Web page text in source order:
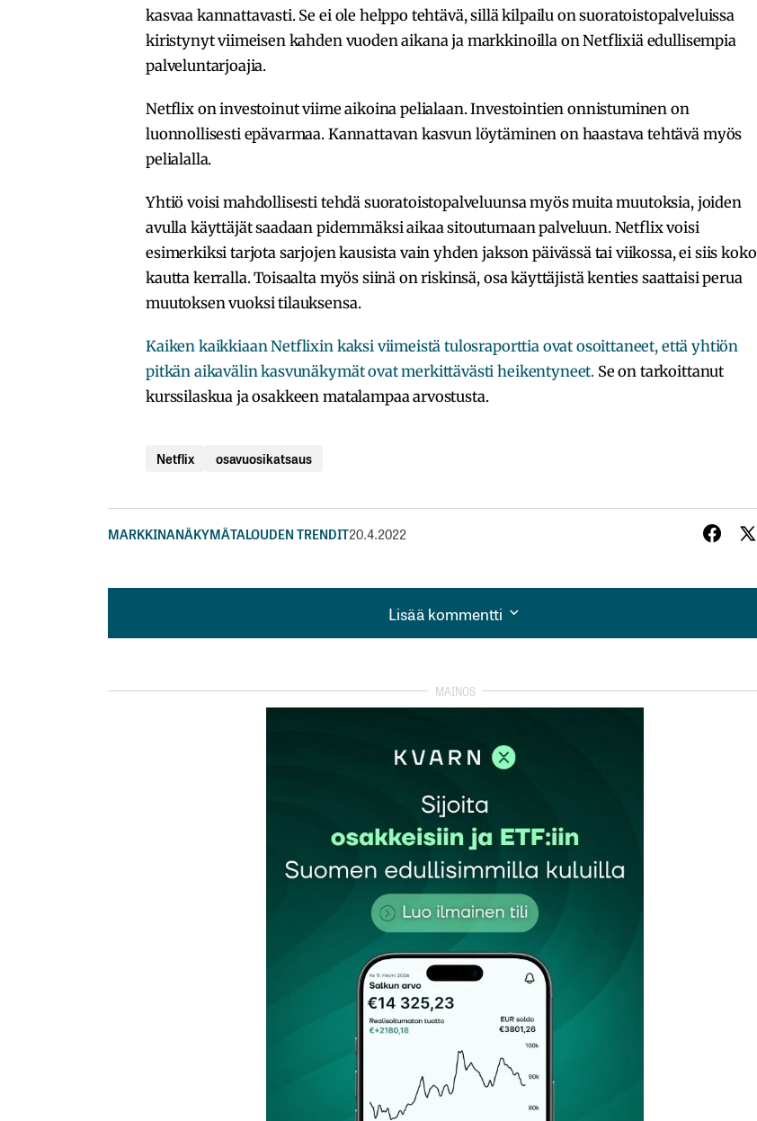
kasvaa kannattavasti. Se ei ole helppo tehtävä, sillä kilpailu on suoratoistopalveluissa
kiristynyt viimeisen kahden vuoden aikana ja markkinoilla on Netflixiä edullisempia
palveluntarjoajia.
Netflix on investoinut viime aikoina pelialaan. Investointien onnistuminen on
luonnollisesti epävarmaa. Kannattavan kasvun löytäminen on haastava tehtävä myös
pelialalla.
Yhtiö voisi mahdollisesti tehdä suoratoistopalveluunsa myös muita muutoksia, joiden
avulla käyttäjät saadaan pidemmäksi aikaa sitoutumaan palveluun. Netflix voisi
esimerkiksi tarjota sarjojen kausista vain yhden jakson päivässä tai viikossa, ei siis koko
kautta kerralla. Toisaalta myös siinä on riskinsä, osa käyttäjistä kenties saattaisi perua
muutoksen vuoksi tilauksensa.
Kaiken kaikkiaan Netflixin kaksi viimeistä tulosraporttia ovat osoittaneet, että yhtiön
pitkän aikavälin kasvunäkymät ovat merkittävästi heikentyneet. Se on tarkoittanut
kurssilaskua ja osakkeen matalampaa arvostusta.
Netflix osavuosikatsaus
MARKKINANÄKYMÄTALOUDEN TRENDIT20.4.2022
Lisää kommentti
Lisää kommentti
Pakolliset kentät on merkitty
Sähköpostiosoitteesi